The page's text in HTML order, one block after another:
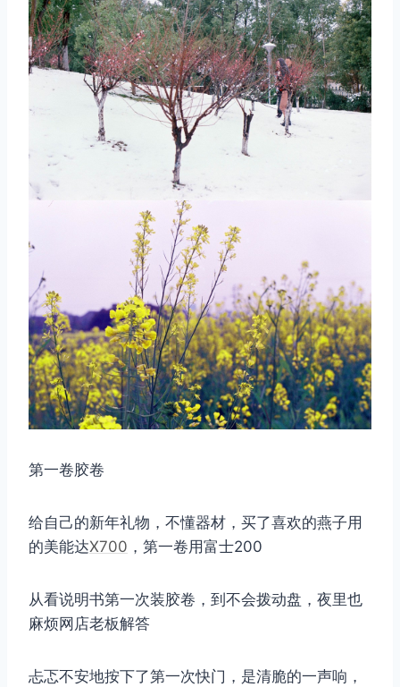
第一卷胶卷
给自己的新年礼物，不懂器材，买了喜欢的燕子用
的美能达X700 ，第一卷用富士200
从看说明书第一次装胶卷，到不会拨动盘，夜里也
麻烦网店老板解答
忐忑不安地按下了第一次快门，是清脆的一声响，